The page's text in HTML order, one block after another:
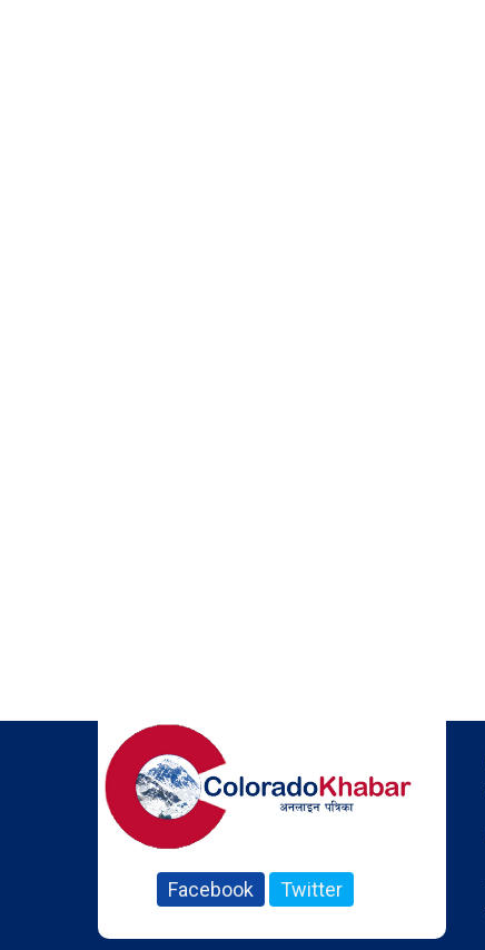
Facebook Twitter